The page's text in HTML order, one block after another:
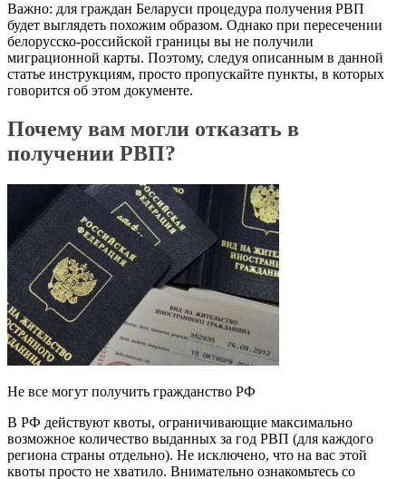
Важно: для граждан Беларуси процедура получения РВП
будет выглядеть похожим образом. Однако при пересечении
белорусско-российской границы вы не получили
миграционной карты. Поэтому, следуя описанным в данной
статье инструкциям, просто пропускайте пункты, в которых
говорится об этом документе.
Почему вам могли отказать в
получении РВП?
Не все могут получить гражданство РФ
В РФ действуют квоты, ограничивающие максимально
возможное количество выданных за год РВП (для каждого
региона страны отдельно). Не исключено, что на вас этой
квоты просто не хватило. Внимательно ознакомьтесь со